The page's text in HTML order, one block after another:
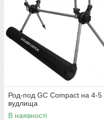
Род-под GC Compact на 4-5
вудлища
В наявності